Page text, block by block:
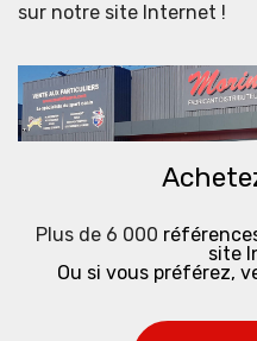
sur notre site Internet !
Plus de 6 000
site
Ou si vous préférez,